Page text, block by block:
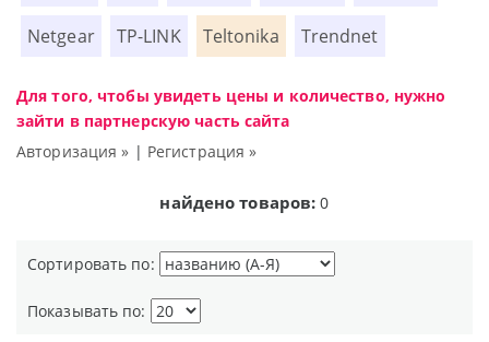
Netgear TP-LINK Teltonika Trendnet
Для того, чтобы увидеть цены и количество, нужно
зайти в партнерскую часть сайта
Авторизация » | Регистрация »
найдено товаров: 0
Сортировать по:
Показывать по: